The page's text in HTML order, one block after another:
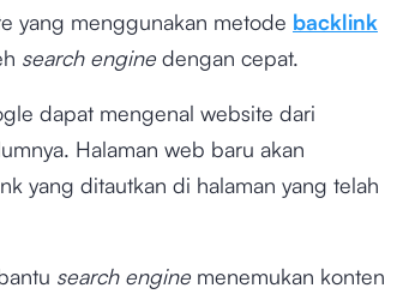
yang menggunakan metode backlink
search enginedengan cepat.
dapat mengenal website dari
Halaman web baru akan
yang ditautkan di halaman yang telah
search enginemenemukan konten